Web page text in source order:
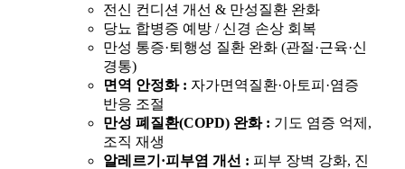
전신 컨디션 개선 & 만성질환 완화
당뇨 합병증 예방 / 신경 손상 회복
만성 통증·퇴행성 질환 완화 (관절·근육·신
경통)
면역 안정화 : 자가면역질환·아토피·염증
반응 조절
만성 폐질환(COPD) 완화 : 기도 염증 억제,
조직 재생
알레르기·피부염 개선 : 피부 장벽 강화, 진